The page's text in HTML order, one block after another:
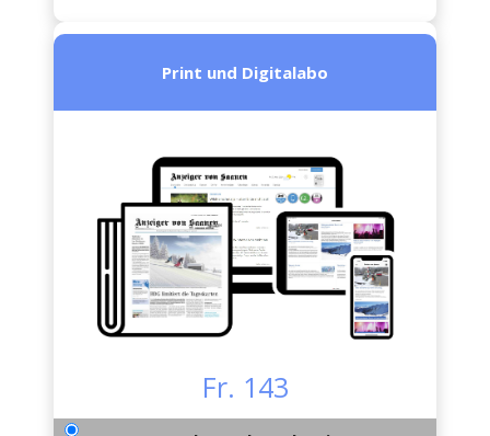
Print und Digitalabo
Fr. 143